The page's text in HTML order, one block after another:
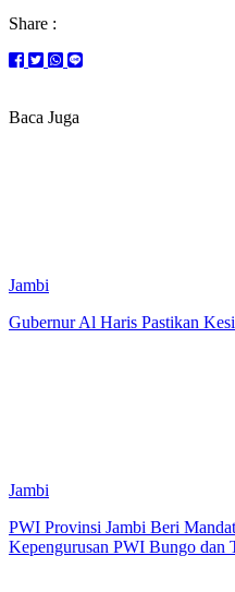
Share :
Baca Juga
Jambi
Gubernur Al Haris Pastikan
Jambi
PWI Provinsi Jambi Beri
Kepengurusan PWI Bungo dan